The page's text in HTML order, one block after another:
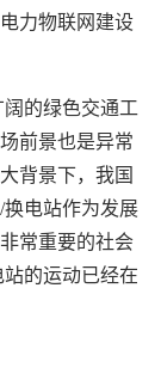
力物联网建设
的绿色交通工
前景也是异常
背景下，我国
电站作为发展
常重要的社会
的运动已经在